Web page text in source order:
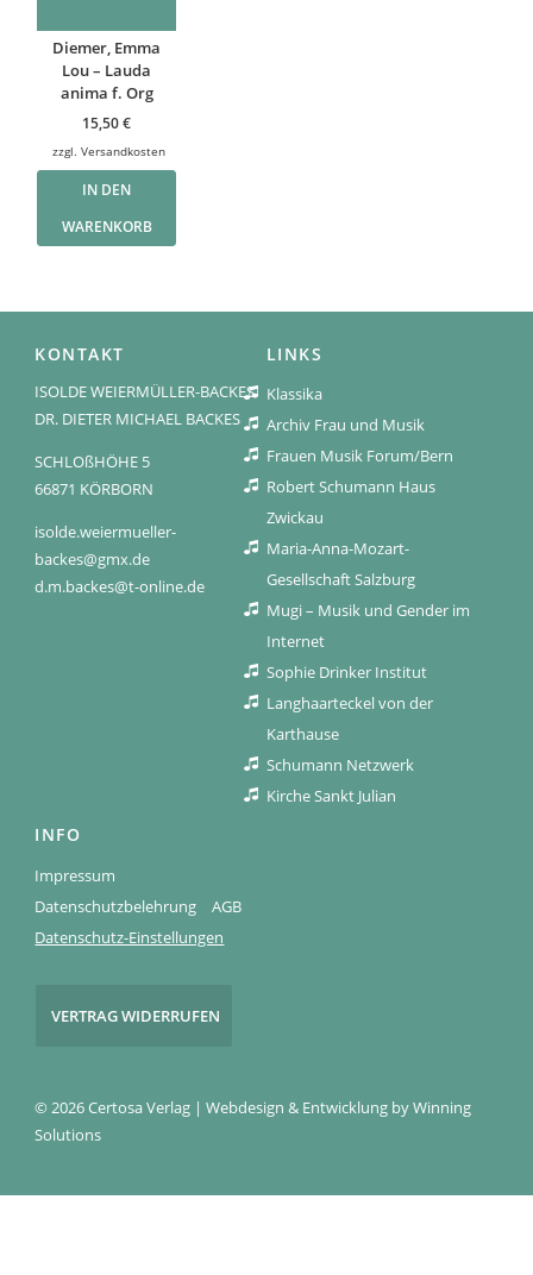
Diemer, Emma
Lou – Lauda
anima f. Org
15,50€
zzgl.Versandkosten
IN DEN
WARENKORB
KONTAKT
ISOLDE WEIERMÜLLER-BACKES
DR. DIETER MICHAEL BACKES
SCHLOßHÖHE 5
66871 KÖRBORN
isolde.weiermueller-
backes@gmx.de
d.m.backes@t-online.de
LINKS
Klassika
Archiv Frau und Musik
Frauen Musik Forum/Bern
Robert Schumann Haus
Zwickau
Maria-Anna-Mozart-
Gesellschaft Salzburg
Mugi – Musik und Gender im
Internet
Sophie Drinker Institut
Langhaarteckel von der
Karthause
Schumann Netzwerk
Kirche Sankt Julian
INFO
Impressum
Datenschutzbelehrung
AGB
Datenschutz-Einstellungen
VERTRAG WIDERRUFEN
© 2026 Certosa Verlag | Webdesign & Entwicklung byWinning
Solutions